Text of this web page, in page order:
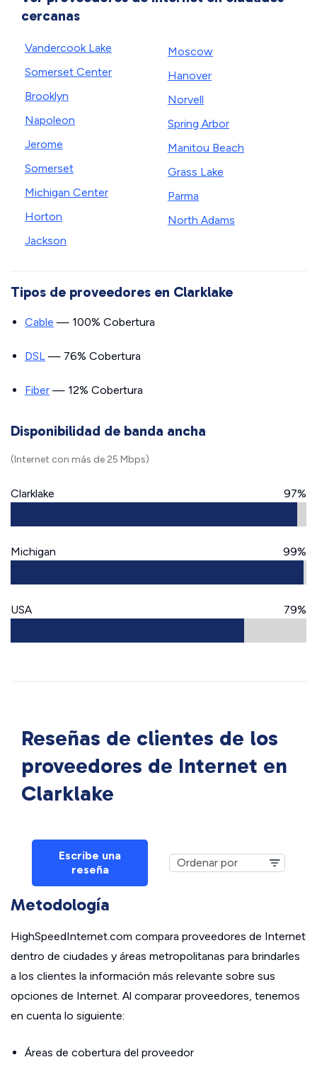
cercanas
Vandercook Lake
Somerset Center
Brooklyn
Napoleon
Jerome
Somerset
Michigan Center
Horton
Jackson
Moscow
Hanover
Norvell
Spring Arbor
Manitou Beach
Grass Lake
Parma
North Adams
Tipos de proveedores en Clarklake
Cable — 100% Cobertura
DSL — 76% Cobertura
Fiber — 12% Cobertura
Disponibilidad de banda ancha
(Internet con más de 25 Mbps)
Clarklake 97%
Michigan 99%
USA 79%
Reseñas de clientes de los
proveedores de Internet en
Clarklake
Escribe una
reseña
Metodología
HighSpeedInternet.com compara proveedores de Internet
dentro de ciudades y áreas metropolitanas para brindarles
a los clientes la información más relevante sobre sus
opciones de Internet. Al comparar proveedores, tenemos
en cuenta lo siguiente:
Áreas de cobertura del proveedor